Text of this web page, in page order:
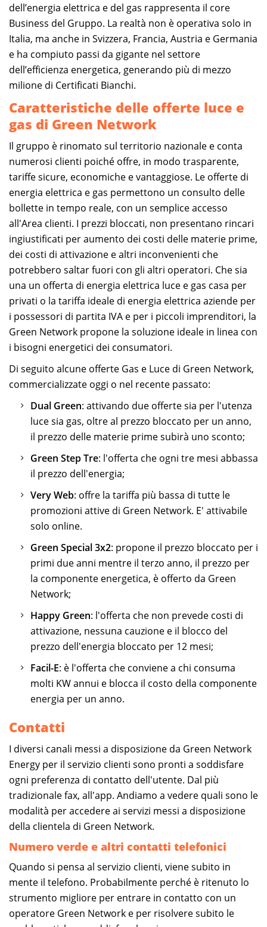
dell’energia elettrica e del gas rappresenta il core
Business del Gruppo. La realtà non è operativa solo in
Italia, ma anche in Svizzera, Francia, Austria e Germania
e ha compiuto passi da gigante nel settore
dell’efficienza energetica, generando più di mezzo
milione di Certificati Bianchi.
Caratteristiche delle offerte luce e
gas di Green Network
Il gruppo è rinomato sul territorio nazionale e conta
numerosi clienti poiché offre, in modo trasparente,
tariffe sicure, economiche e vantaggiose. Le offerte di
energia elettrica e gas permettono un consulto delle
bollette in tempo reale, con un semplice accesso
all'Area clienti. I prezzi bloccati, non presentano rincari
ingiustificati per aumento dei costi delle materie prime,
dei costi di attivazione e altri inconvenienti che
potrebbero saltar fuori con gli altri operatori. Che sia
una un offerta di energia elettrica luce e gas casa per
privati o la tariffa ideale di energia elettrica aziende per
i possessori di partita IVA e per i piccoli imprenditori, la
Green Network propone la soluzione ideale in linea con
i bisogni energetici dei consumatori.
Di seguito alcune offerte Gas e Luce di Green Network,
commercializzate oggi o nel recente passato:
Dual Green: attivando due offerte sia per l'utenza
luce sia gas, oltre al prezzo bloccato per un anno,
il prezzo delle materie prime subirà uno sconto;
Green Step Tre: l'offerta che ogni tre mesi abbassa
il prezzo dell'energia;
Very Web: offre la tariffa più bassa di tutte le
promozioni attive di Green Network. E' attivabile
solo online.
Green Special 3x2: propone il prezzo bloccato per i
primi due anni mentre il terzo anno, il prezzo per
la componente energetica, è offerto da Green
Network;
Happy Green: l'offerta che non prevede costi di
attivazione, nessuna cauzione e il blocco del
prezzo dell'energia bloccato per 12 mesi;
Facil-E: è l'offerta che conviene a chi consuma
molti KW annui e blocca il costo della componente
energia per un anno.
Contatti
I diversi canali messi a disposizione da Green Network
Energy per il servizio clienti sono pronti a soddisfare
ogni preferenza di contatto dell'utente. Dal più
tradizionale fax, all'app. Andiamo a vedere quali sono le
modalità per accedere ai servizi messi a disposizione
della clientela di Green Network.
Numero verde e altri contatti telefonici
Quando si pensa al servizio clienti, viene subito in
mente il telefono. Probabilmente perché è ritenuto lo
strumento migliore per entrare in contatto con un
operatore Green Network e per risolvere subito le